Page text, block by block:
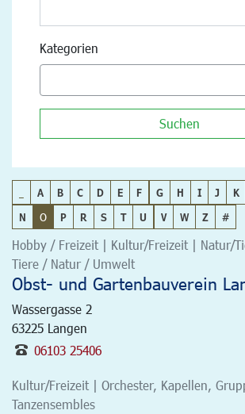
Kategorien
Suchen
A B C D E F G H I J K
N
O P R S T U V W Z #
Hobby / Freizeit | Kultur/Freizeit | Natur/
Tiere / Natur / Umwelt
Obst- und Gartenbauverein
Wassergasse 2
63225 Langen
06103 25406
Kultur/Freizeit | Orchester, Kapellen,
Tanzensembles